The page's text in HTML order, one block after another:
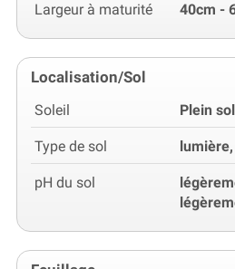
Largeur à maturité 40cm -
Localisation/Sol
Soleil Plein
Type de sol
pH du sol